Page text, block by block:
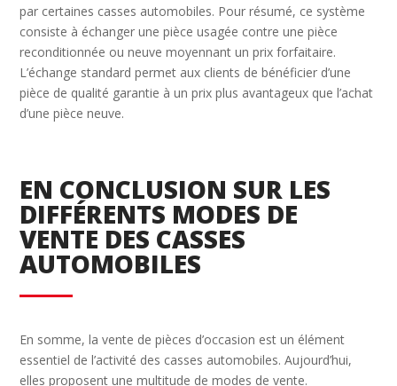
par certaines casses automobiles. Pour résumé, ce système
consiste à échanger une pièce usagée contre une pièce
reconditionnée ou neuve moyennant un prix forfaitaire.
L’échange standard permet aux clients de bénéficier d’une
pièce de qualité garantie à un prix plus avantageux que l’achat
d’une pièce neuve.
EN CONCLUSION SUR LES
DIFFÉRENTS MODES DE
VENTE DES CASSES
AUTOMOBILES
En somme, la vente de pièces d’occasion est un élément
essentiel de l’activité des casses automobiles. Aujourd’hui,
elles proposent une multitude de modes de vente.